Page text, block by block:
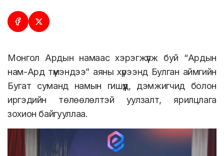
Монгол Ардын намаас хэрэгжүүлж буй “Ардын
нам-Ард түмэндээ” аяны хүрээнд Булган аймгийн
Бугат суманд намын гишүүд, дэмжигчид болон
иргэдийн төлөөлөлтэй уулзалт, ярилцлага
зохион байгууллаа.